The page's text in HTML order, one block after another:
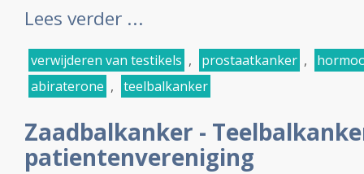
Lees verder ...
verwijderen van testikels , prostaatkanker ,
abiraterone , teelbalkanker
Zaadbalkanker -
patientenvereniging